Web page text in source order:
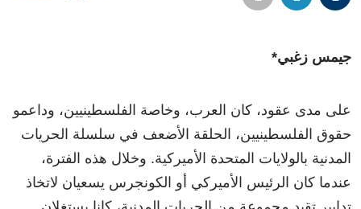
جيمس زغبي*
على مدى عقود، كان العرب، وخاصة الفلسطينيين، وداعمو
حقوق الفلسطينيين، الحلقة الأضعف في سلسلة الحريات
المدنية بالولايات المتحدة الأميركية. وخلال هذه الفترة،
عندما كان الرئيس الأميركي أو الكونجرس يسعيان لاتخاذ